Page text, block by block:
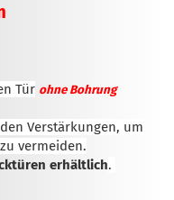
Tür ohne Bohrung
Verstärkungen, um
vermeiden.
erhältlich.